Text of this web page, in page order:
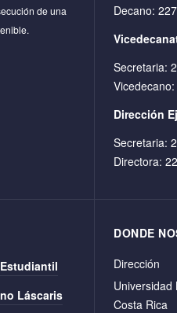
de una
Láscaris
Decano:
Secretaria:
Dirección
Secretaria:
Directora:
DONDE
Dirección
Universidad
Costa Rica